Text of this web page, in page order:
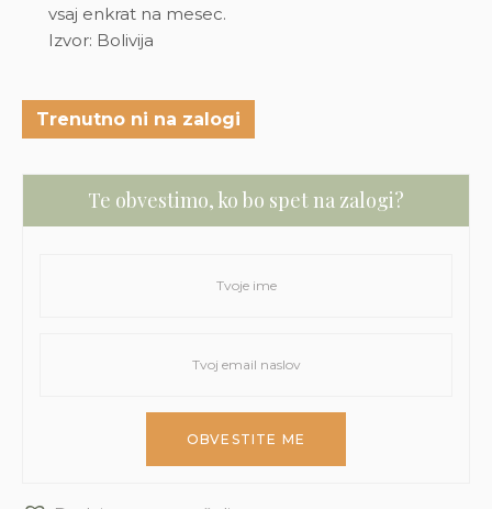
vsaj enkrat na mesec.
Izvor: Bolivija
Trenutno ni na zalogi
Te obvestimo, ko bo spet na zalogi?